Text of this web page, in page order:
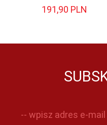
191,90 PLN
-- wpisz adres e-mail